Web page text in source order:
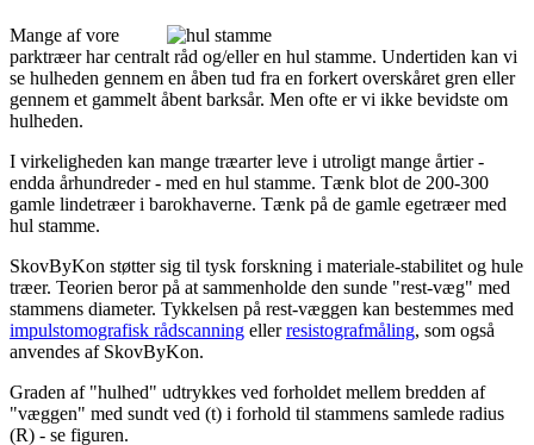
Mange af vore
parktræer har centralt råd og/eller en hul stamme. Undertiden kan vi
se hulheden gennem en åben tud fra en forkert overskåret gren eller
gennem et gammelt åbent barksår. Men ofte er vi ikke bevidste om
hulheden.
I virkeligheden kan mange træarter leve i utroligt mange årtier -
endda århundreder - med en hul stamme. Tænk blot de 200-300
gamle lindetræer i barokhaverne. Tænk på de gamle egetræer med
hul stamme.
SkovByKon støtter sig til tysk forskning i materiale-stabilitet og hule
træer. Teorien beror på at sammenholde den sunde "rest-væg" med
stammens diameter. Tykkelsen på rest-væggen kan bestemmes med
impulstomografisk rådscanning ellerresistografmåling, som også
anvendes af SkovByKon.
Graden af "hulhed" udtrykkes ved forholdet mellem bredden af
"væggen" med sundt ved (t) i forhold til stammens samlede radius
(R) - se figuren.